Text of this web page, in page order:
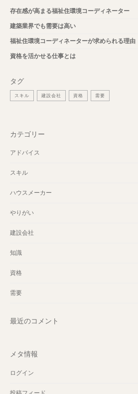
存在感が高まる福祉住環境コーディネーター
建築業界でも需要は高い
福祉住環境コーディネーターが求められる理由
資格を活かせる仕事とは
タグ
スキル 建設会社 資格 需要
カテゴリー
アドバイス
スキル
ハウスメーカー
やりがい
建設会社
知識
資格
需要
最近のコメント
メタ情報
ログイン